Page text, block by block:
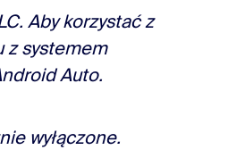
Aby korzystać z
z systemem
Auto.
wyłączone.